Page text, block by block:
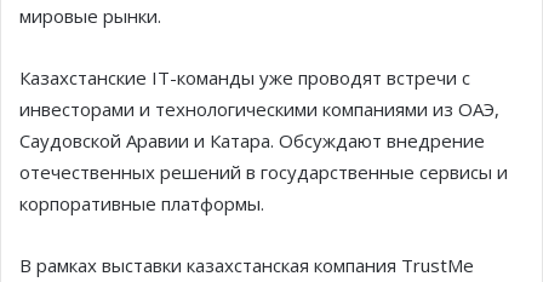
мировые рынки.
Казахстанские IT-команды уже проводят встречи с
инвесторами и технологическими компаниями из ОАЭ,
Саудовской Аравии и Катара. Обсуждают внедрение
отечественных решений в государственные сервисы и
корпоративные платформы.
В рамках выставки казахстанская компания TrustMe